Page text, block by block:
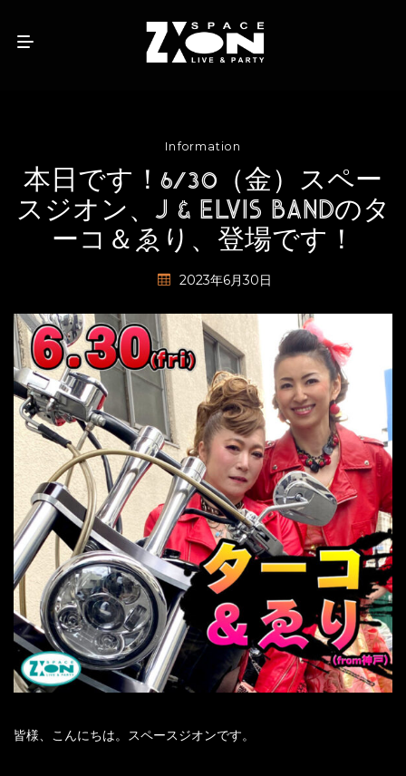
Information
本日です！6/30（金）スペー
スジオン、J & ELVIS BANDのタ
ーコ＆ゑり、登場です！
2023年6月30日
皆様、こんにちは。スペースジオンです。